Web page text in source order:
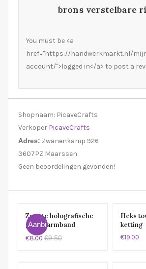
brons verstelbare
You must be <a
href="https://handwerkmarkt.nl/
account/">logged in</a> to post a
Shopnaam: PicaveCrafts
Verkoper PicaveCrafts
Adres: Zwanenkamp 926
3607PZ Maarssen
Geen beoordelingen gevonden!
Aanbi
Zwarte holografische
glitter armband
€8.00 €9.50
Heks
ketting
€19.00